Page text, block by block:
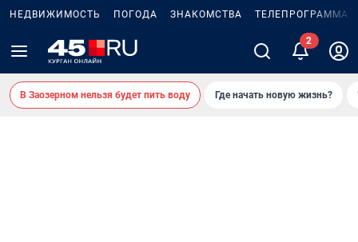
НЕДВИЖИМОСТЬ ПОГОДА ЗНАКОМСТВА ТЕЛЕПРОГРАММА
В Заозерном нельзя будет пить воду Где начать новую жизнь?